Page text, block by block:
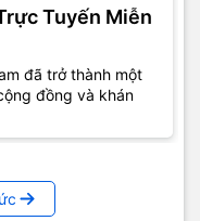
Tuyến Miễn
đã trở thành một
đồng và khán